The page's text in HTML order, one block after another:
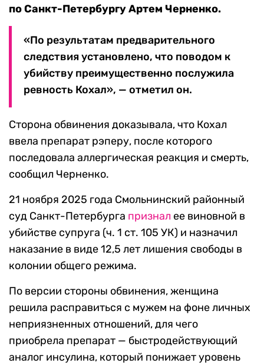
по Санкт-Петербургу Артем Черненко.
«По результатам предварительного
следствия установлено, что поводом к
убийству преимущественно послужила
ревность Кохал», — отметил он.
Сторона обвинения доказывала, что Кохал
ввела препарат рэперу, после которого
последовала аллергическая реакция и смерть,
сообщил Черненко.
21 ноября 2025 года Смольнинский районный
суд Санкт-Петербурга признал ее виновной в
убийстве супруга (ч. 1 ст. 105 УК) и назначил
наказание в виде 12,5 лет лишения свободы в
колонии общего режима.
По версии стороны обвинения, женщина
решила расправиться с мужем на фоне личных
неприязненных отношений, для чего
приобрела препарат — быстродействующий
аналог инсулина, который понижает уровень